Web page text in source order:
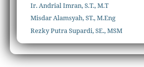
Ir. Andrial Imran, S.T., M.T
Misdar Alamsyah, ST., M.Eng
Rezky Putra Supardi, SE., MSM